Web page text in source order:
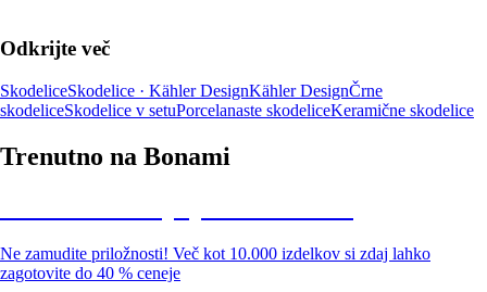
Odkrijte več
SkodeliceSkodelice · Kähler DesignKähler DesignČrne
skodeliceSkodelice v setuPorcelanaste skodeliceKeramične skodelice
Trenutno na Bonami
Ne zamudite priložnosti! Več kot 10.000 izdelkov si zdaj lahko
zagotovite do 40 % ceneje